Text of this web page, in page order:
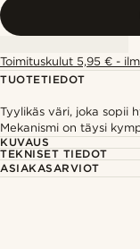
Toimituskulut 5,95 € -
TUOTETIEDOT
Tyylikäs väri, joka sopii
Mekanismi on täysi
KUVAUS
TEKNISET TIEDOT
ASIAKASARVIOT